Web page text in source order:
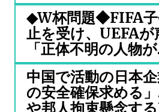
◆W杯問題◆FIFA子
止を受け、UEFAが
「正体不明の人物
中国で活動の日本
の安全確保求める
や邦人拘束懸念する